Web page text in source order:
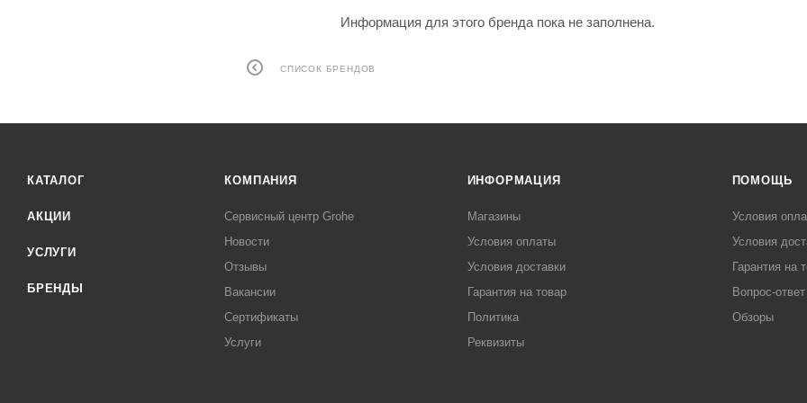
Информация для этого бренда пока не заполнена.
СПИСОК БРЕНДОВ
КАТАЛОГ
АКЦИИ
УСЛУГИ
БРЕНДЫ
КОМПАНИЯ
Сервисный центр Grohe
Новости
Отзывы
Вакансии
Сертификаты
Услуги
ИНФОРМАЦИЯ
Магазины
Условия оплаты
Условия доставки
Гарантия на товар
Политика
Реквизиты
ПОМОЩЬ
Условия
Условия
Гарантия на
Вопрос-ответ
Обзоры